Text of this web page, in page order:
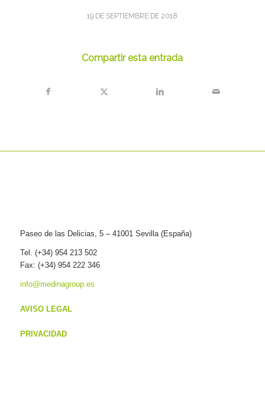
19 DE SEPTIEMBRE DE 2018
Compartir esta entrada
Paseo de las Delicias, 5 – 41001 Sevilla (España)
Tel. (+34) 954 213 502
Fax: (+34) 954 222 346
info@medinagroup.es
AVISO LEGAL
PRIVACIDAD